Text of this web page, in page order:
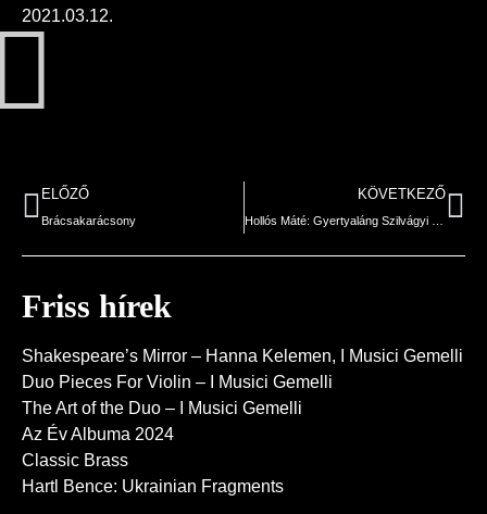
2021.03.12.
ELŐZŐ
Brácsakarácsony
KÖVETKEZŐ
Friss hírek
Shakespeare’s Mirror – Hanna Kelemen, I Musici Gemelli
Duo Pieces For Violin – I Musici Gemelli
The Art of the Duo – I Musici Gemelli
Az Év Albuma 2024
Classic Brass
Hartl Bence: Ukrainian Fragments